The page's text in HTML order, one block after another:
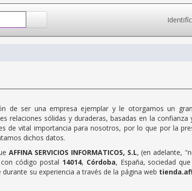
de ser una empresa ejemplar y le otorgamos un
relaciones sólidas y duraderas, basadas en la
de vital importancia para nosotros, por lo que por la
dichos datos.
AFFINA SERVICIOS INFORMATICOS, S.L, (en adelante,
código postal 14014, Córdoba, España, sociedad
su experiencia a través de la página web